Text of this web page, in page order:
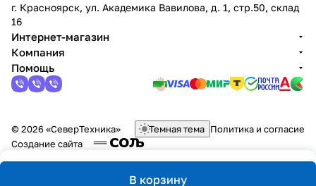
В корзину
г. Красноярск, ул. Академика Вавилова, д. 1, стр.50, склад
16
Интернет-магазин
Компания
Помощь
© 2026 «СеверТехника» Темная тема Политика и согласие
Создание сайта